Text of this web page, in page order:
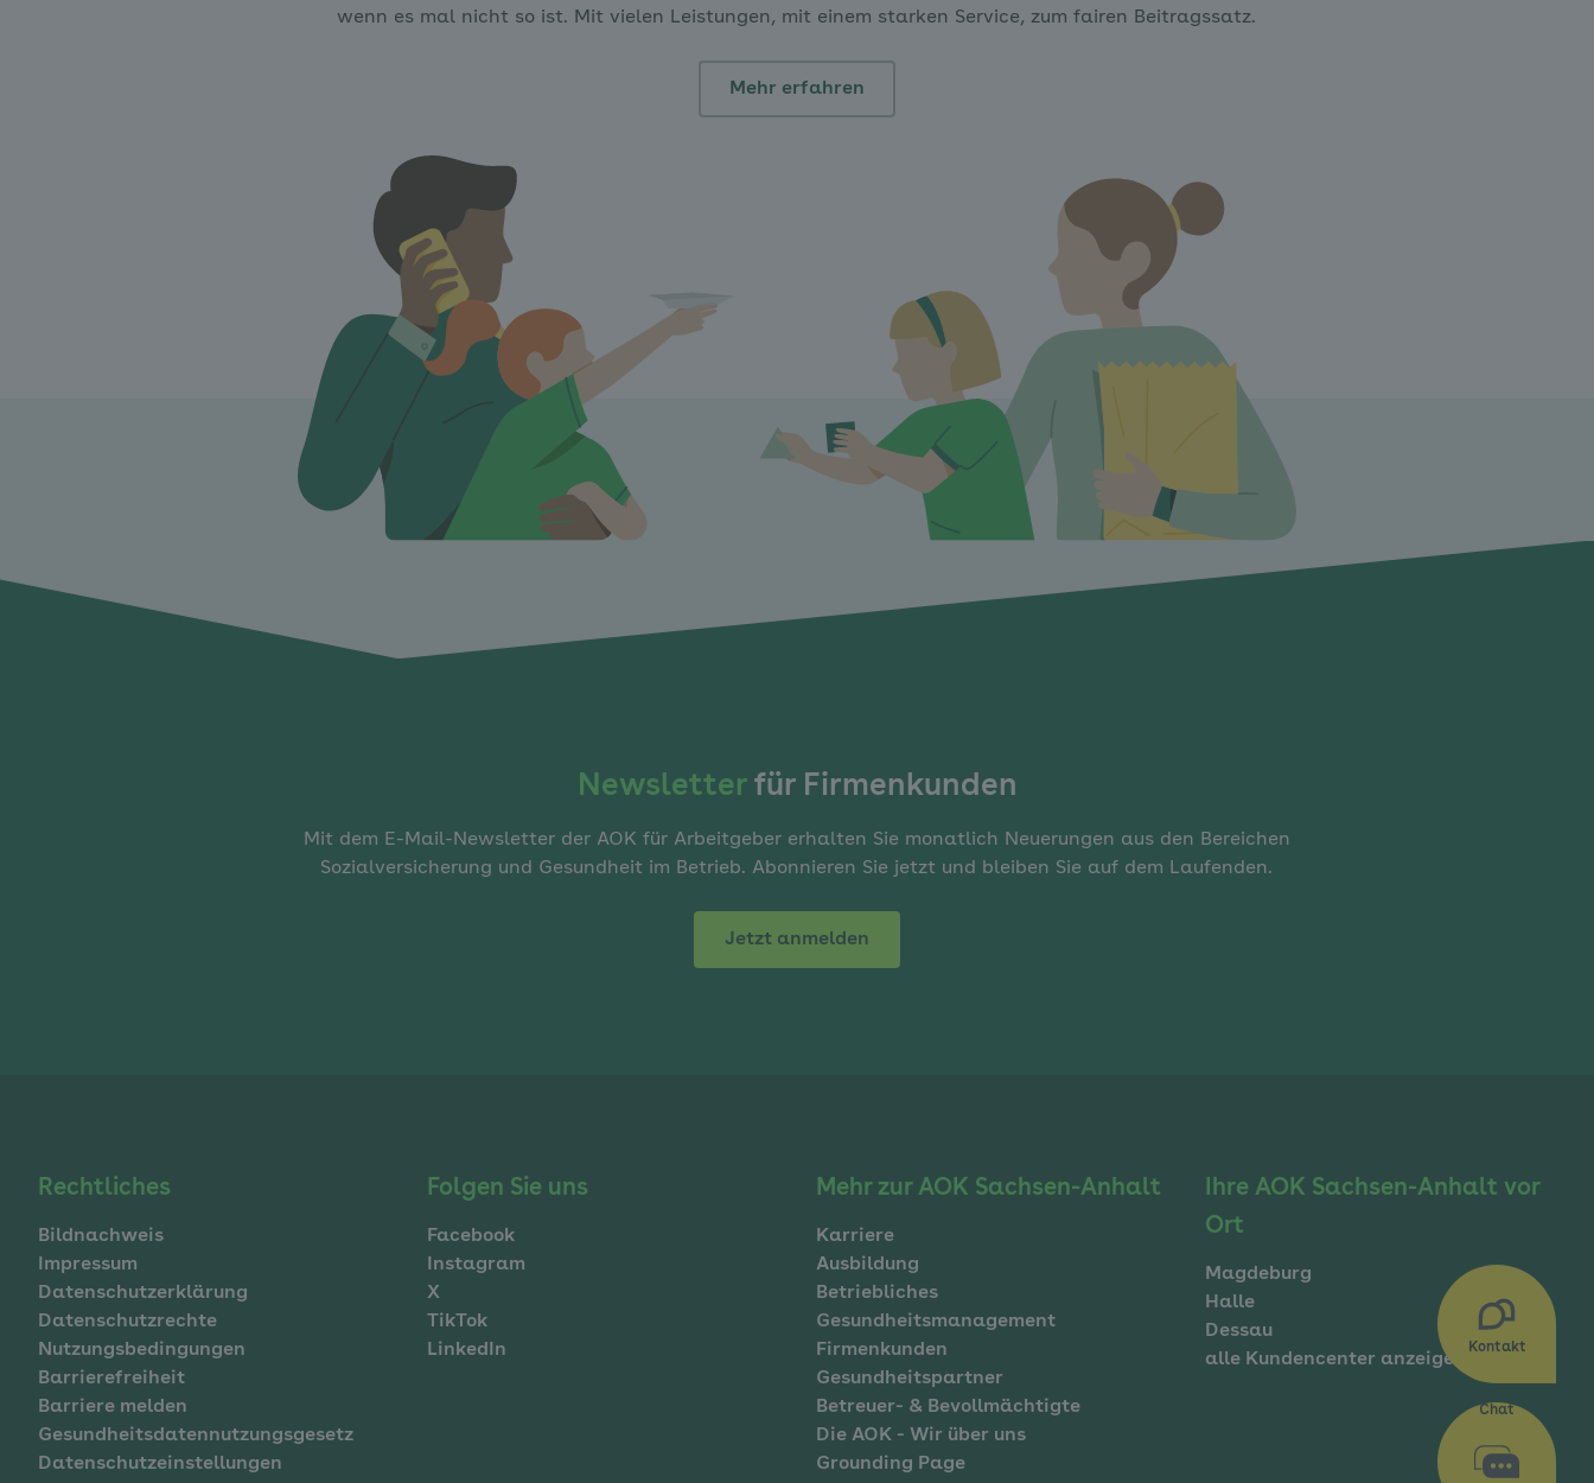
wenn es mal nicht so ist. Mit vielen Leistungen, mit einem starken Service, zum fairen Beitragssatz.
Mehr erfahren
Newsletterfür Firmenkunden
Mit dem E-Mail-Newsletter der AOK für Arbeitgeber erhalten Sie monatlich Neuerungen aus den Bereichen
Sozialversicherung und Gesundheit im Betrieb. Abonnieren Sie jetzt und bleiben Sie auf dem Laufenden.
Jetzt anmelden
Navigation
im
Fußbereich
Rechtliches
Bildnachweis
Impressum
Datenschutzerklärung
Datenschutzrechte
Nutzungsbedingungen
Barrierefreiheit
Barriere melden
Gesundheitsdatennutzungsgesetz
Datenschutzeinstellungen
Folgen Sie uns
Facebook
Instagram
X
TikTok
LinkedIn
Mehr zur AOK Sachsen-Anhalt
Karriere
Ausbildung
Betriebliches
Gesundheitsmanagement
Firmenkunden
Gesundheitspartner
Betreuer- & Bevollmächtigte
Die AOK - Wir über uns
Grounding Page
Ihre AOK Sachsen-Anhalt vor
Ort
Magdeburg
Halle
Dessau
alle Kundencenter anzeigen
Sie haben Fragen?
0391287840179 Kontakt